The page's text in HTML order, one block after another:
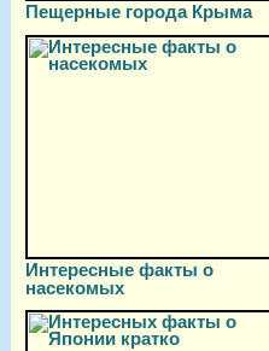
Пещерные города Крыма
Интересные факты о
насекомых